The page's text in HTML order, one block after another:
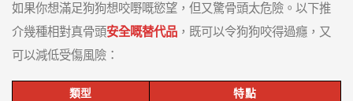
如果你想滿足狗狗想咬嘢嘅慾望，但又驚骨頭太危險。以下推
介幾種相對真骨頭安全嘅替代品 ，既可以令狗狗咬得過癮，又
可以減低受傷風險：
類型
特點